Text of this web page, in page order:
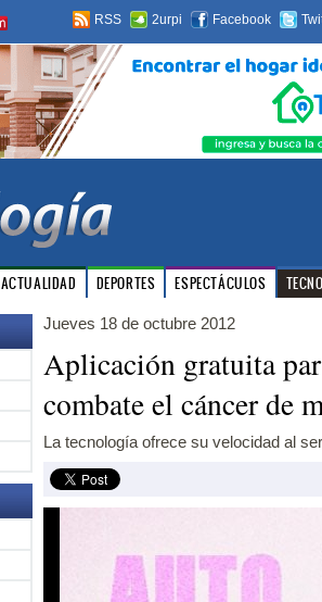
RSS 2urpi Facebook
ACTUALIDAD DEPORTES ESPECTÁCULOS
Jueves 18 de octubre 2012
Aplicación gratuita
combate el cáncer de
La tecnología ofrece su velocidad al